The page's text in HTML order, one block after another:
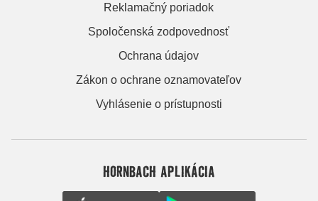
Reklamačný poriadok
Spoločenská zodpovednosť
Ochrana údajov
Zákon o ochrane oznamovateľov
Vyhlásenie o prístupnosti
HORNBACH APLIKÁCIA